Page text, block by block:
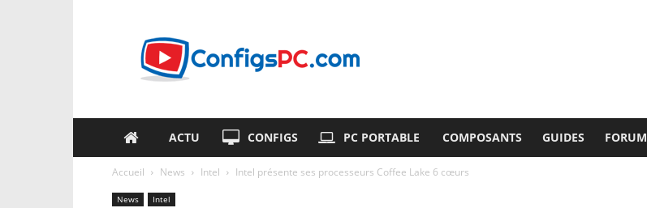
ACTU CONFIGS PC PORTABLE COMPOSANTS GUIDES FORUM
Accueil News Intel Intel présente ses processeurs Coffee Lake 6 cœurs
News Intel